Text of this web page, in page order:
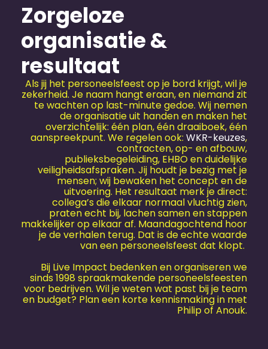
Zorgeloze
organisatie &
resultaat
Als jij het personeels­feest op je bord krijgt, wil je
zekerheid. Je naam hangt eraan, en niemand zit
te wachten op last-minute gedoe. Wij nemen
de organisatie uit handen en maken het
overzichtelijk: één plan, één draaiboek, één
aanspreekpunt. We regelen ook: WKR-keuzes,
contracten, op- en afbouw,
publieksbegeleiding, EHBO en duidelijke
veiligheidsafspraken. Jij houdt je bezig met je
mensen; wij bewaken het concept en de
uitvoering. Het resultaat merk je direct:
collega’s die elkaar normaal vluchtig zien,
praten echt bij, lachen samen en stappen
makkelijker op elkaar af. Maandagochtend hoor
je de verhalen terug. Dat is de echte waarde
van een personeels­feest dat klopt.
Bij Live Impact bedenken en organiseren we
sinds 1998 spraakmakende personeelsfeesten
voor bedrijven. Wil je weten wat past bij je team
en budget? Plan een korte kennismaking in met
Philip of Anouk.